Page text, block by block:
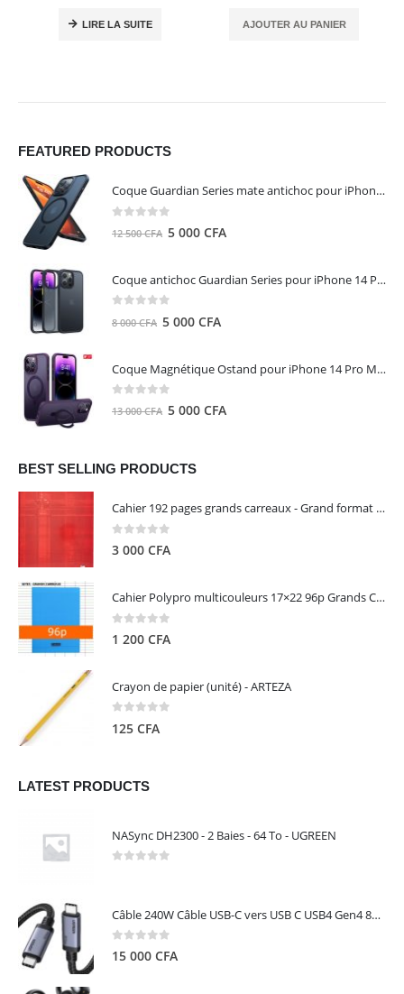
LIRE LA SUITE AJOUTER AU PANIER
FEATURED PRODUCTS
Coque Guardian Series mate antichoc pour iPhone 15 Pro Max avec Magsafe Noir - Torras
12 500CFA Le
500 CFA.
5 000 CFA
Coque antichoc Guardian Series pour iPhone 14 Pro Max - TORRAS
8 000CFA Le
était :
000 CFA.
5 000 CFA
000 CFA.
Coque Magnétique Ostand pour iPhone 14 Pro Max - Violet Foncé - TORRAS
13 000CFA Le
était :
000 CFA.
5 000 CFA
000 CFA.
BEST SELLING PRODUCTS
Cahier 192 pages grands carreaux - Grand format - Brochure dos toilé - 24x32 cm - Papier blanc 90 g - Couverture carte pelliculée couleur aléatoire - Clairefontaine
3 000 CFA
Cahier Polypro multicouleurs 17×22 96p Grands Carreaux Séyès 90g - CALLIGRAPHE
1 200 CFA
Crayon de papier (unité) - ARTEZA
125 CFA
LATEST PRODUCTS
NASync DH2300 - 2 Baies - 64 To - UGREEN
Câble 240W Câble USB-C vers USB C USB4 Gen4 80Gbps pour Thunderbolt 5/4/3, Premium 18K double écran triple 4K PD3.1 - UGREEN
0 out of 5
15 000 CFA